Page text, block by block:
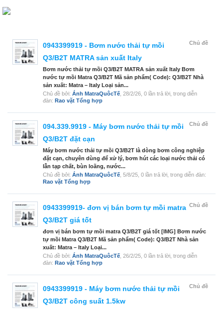
Chủ đề
0943399919 - Bơm nước thải tự mồi
Q3/B2T MATRA sản xuất Italy
Bơm nước thải tự mồi Q3/B2T MATRA sản xuất Italy Bơm
nước tự mồi Matra Q3/B2T Mã sản phẩm( Code): Q3/B2T Nhà
sản xuất: Matra – Italy Loại sản...
Chủ đề bởi: Ánh MatraQuôcTế 28/2/26 , 0 lần trả lời, trong diễn
đàn: Rao vặt Tổng hợp
Chủ đề
094.339.9919 - Máy bơm nước thải tự mồi
Q3/B2T đặt cạn
Máy bơm nước thải tự mồi Q3/B2T là dòng bơm công nghiệp
đặt cạn, chuyên dùng để xử lý, bơm hút các loại nước thải có
lẫn tạp chất, bùn loãng, nước...
Chủ đề bởi: Ánh MatraQuôcTế 5/8/25 , 0 lần trả lời, trong diễn đàn:
Rao vặt Tổng hợp
Chủ đề
0943399919- đơn vị bán bơm tự mồi matra
Q3/B2T giá tốt
đơn vị bán bơm tự mồi matra Q3/B2T giá tốt [IMG] Bơm nước
tự mồi Matra Q3/B2T Mã sản phẩm( Code): Q3/B2T Nhà sản
xuất: Matra – Italy Loại...
Chủ đề bởi: Ánh MatraQuôcTế 26/2/25 , 0 lần trả lời, trong diễn
đàn: Rao vặt Tổng hợp
Chủ đề
0943399919 - Máy bơm nước thải tự mồi
Q3/B2T công suất 1.5kw